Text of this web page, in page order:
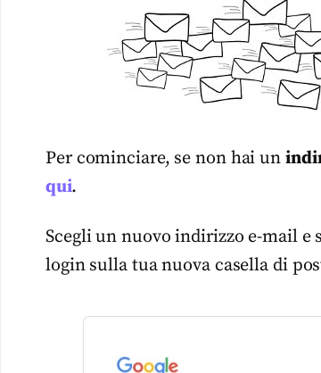
Per cominciare, se non hai un
qui.
Scegli un nuovo indirizzo e-mail e
login sulla tua nuova casella di